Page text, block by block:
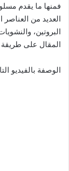
فمنها ما يقدم
العديد من العناصر
البروتين،
المقال على
الوصفة بالفيديو